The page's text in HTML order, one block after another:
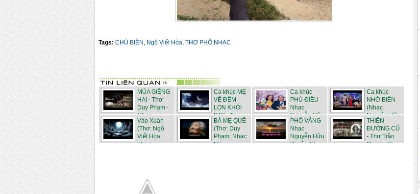
Tags: CHỦ BIÊN , Ngô Viết Hòa, THƠ PHỔ NHẠC
MÙA GIÊNG
HAI - Thơ
Duy Phạm -
Nhạc...
Ca khúc MẸ
VỀ ĐẾM
LỌN KHÓI
BAY - Th...
Ca khúc
PHÙ ĐIÊU -
Nhạc
Nguyễn Hữu
...
Ca khúc
NHỚ BIỂN
(Nhạc
Nguyễn Hữu
D...
Vào Xuân
(Thơ: Ngô
Viết Hòa,
nhạc: ...
BÀ MẸ QUÊ
(Thơ: Duy
Phạm, Nhạc:
Ngu...
PHỐ VẮNG -
Nhạc
Nguyễn Hữu
Duyên (H...
THIÊN
ĐƯỜNG CŨ
- Thơ Trần
Quang Kh...